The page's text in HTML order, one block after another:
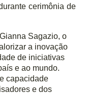
cerimônia de
Sagazio, o
a inovação
de iniciativas
e ao mundo.
capacidade
e dos